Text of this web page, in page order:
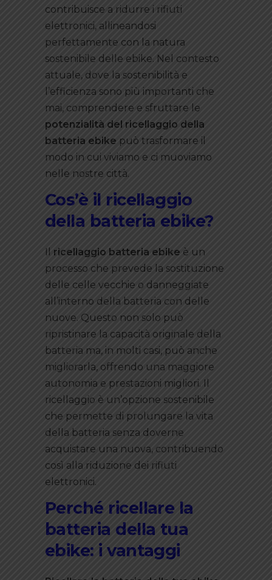
contribuisce a ridurre i rifiuti
elettronici, allineandosi
perfettamente con la natura
sostenibile delle ebike. Nel contesto
attuale, dove la sostenibilità e
l’efficienza sono più importanti che
mai, comprendere e sfruttare le
potenzialità del ricellaggio della
batteria ebike può trasformare il
modo in cui viviamo e ci muoviamo
nelle nostre città.
Cos’è il ricellaggio
della batteria ebike?
Il ricellaggio batteria ebike è un
processo che prevede la sostituzione
delle celle vecchie o danneggiate
all’interno della batteria con delle
nuove. Questo non solo può
ripristinare la capacità originale della
batteria ma, in molti casi, può anche
migliorarla, offrendo una maggiore
autonomia e prestazioni migliori. Il
ricellaggio è un’opzione sostenibile
che permette di prolungare la vita
della batteria senza doverne
acquistare una nuova, contribuendo
così alla riduzione dei rifiuti
elettronici.
Perché ricellare la
batteria della tua
ebike: i vantaggi